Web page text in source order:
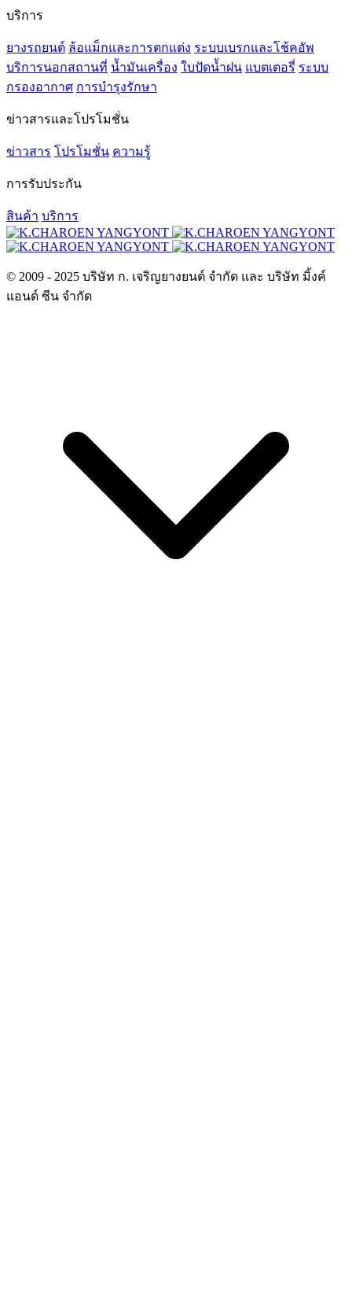
บริการ
ยางรถยนต์ ล้อแม็กและการตกแต่ง ระบบเบรกและโช้คอัพ
บริการนอกสถานที่ น้ำมันเครื่อง ใบปัดน้ำฝน แบตเตอรี่ ระบบ
กรองอากาศ การบำรุงรักษา
ข่าวสารและโปรโมชั่น
ข่าวสาร โปรโมชั่น ความรู้
การรับประกัน
สินค้า บริการ
© 2009 - 2025 บริษัท ก. เจริญยางยนต์ จำกัด และ บริษัท มิ้งค์
แอนด์ ซีน จำกัด